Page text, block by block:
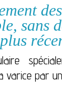
sans
plus
varice par